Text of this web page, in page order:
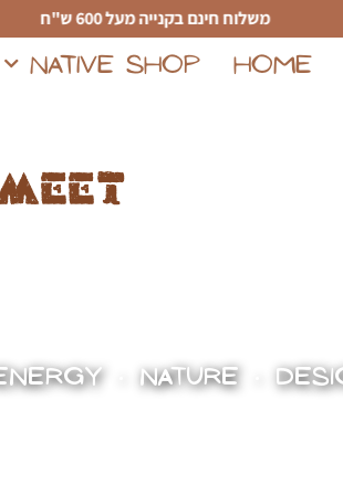
משלוח חינם בקנייה מעל 600 ש"ח
חדש)
בחלון חדש)
HOME
NATIVE SHOP
• NATURE •